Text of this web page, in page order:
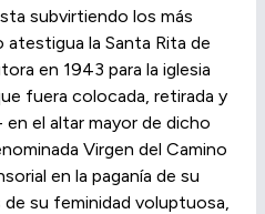
subvirtiendo los más
la Santa Rita de
en 1943 para la iglesia
fuera colocada, retirada y
el altar mayor de dicho
Virgen del Camino
en la paganía de su
su feminidad voluptuosa,